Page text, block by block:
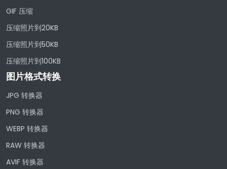
GIF 压缩
压缩照片到20KB
压缩照片到50KB
压缩照片到100KB
图片格式转换
JPG 转换器
PNG 转换器
WEBP 转换器
RAW 转换器
AVIF 转换器